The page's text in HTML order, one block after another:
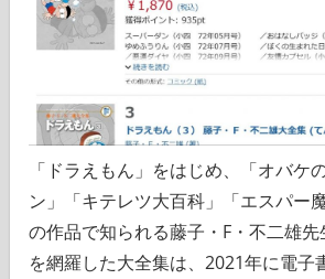
「ドラえもん」をはじめ、「オバケ
ン」「キテレツ大百科」「エスパー
の作品で知られる藤子・F・不二雄
を網羅した大全集は、2021年に電子